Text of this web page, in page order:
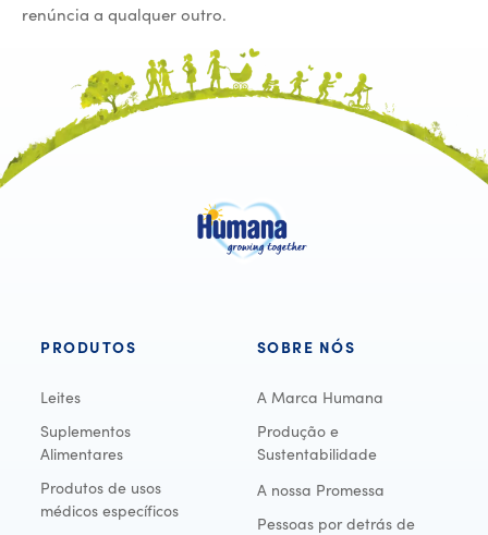
renúncia a qualquer outro.
PRODUTOS
Leites
Suplementos
Alimentares
Produtos de usos
médicos específicos
SOBRE NÓS
A Marca Humana
Produção e
Sustentabilidade
A nossa Promessa
Pessoas por detrás de